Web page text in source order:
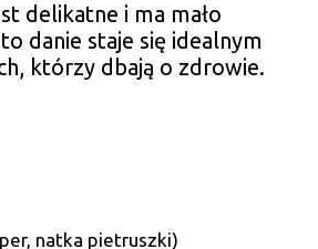
delikatne i ma mało
danie staje się idealnym
którzy dbają o zdrowie.
natka pietruszki)